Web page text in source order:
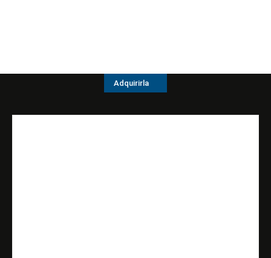
Adquirirla